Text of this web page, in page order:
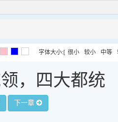
字体大小:[ 很小 较小 中等
，四大都统
下一章